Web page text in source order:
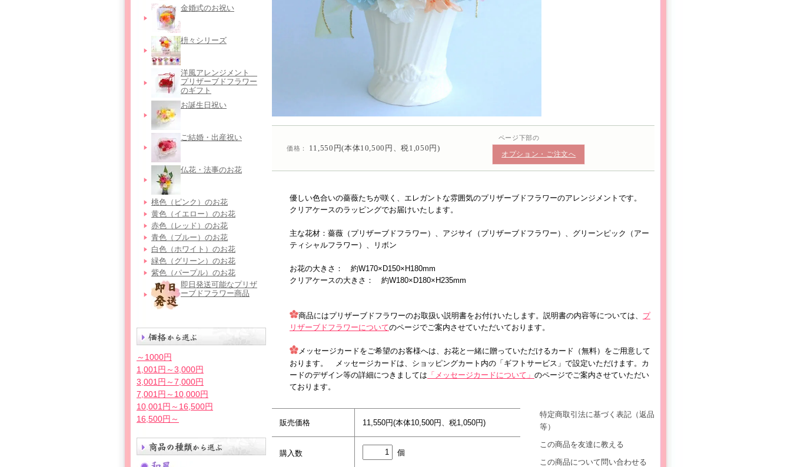
金婚式のお祝い
枡々シリーズ
洋風アレンジメント＿
プリザーブドフラワー
のギフト
お誕生日祝い
ご結婚・出産祝い
仏花・法事のお花
桃色（ピンク）のお花
黄色（イエロー）のお花
赤色（レッド）のお花
青色（ブルー）のお花
白色（ホワイト）のお花
緑色（グリーン）のお花
紫色（パープル）のお花
即日発送可能なプリザ
ーブドフラワー商品
～1000円
1,001円～3,000円
3,001円～7,000円
7,001円～10,000円
10,001円～16,500円
16,500円～
価格： 11,550円(本体10,500円、税1,050円)
ページ下部の
オプション・ご注文へ
優しい色合いの薔薇たちが咲く、エレガントな雰囲気のプリザーブドフラワーのアレンジメントです。
クリアケースのラッピングでお届けいたします。
主な花材：薔薇（プリザーブドフラワー）、アジサイ（プリザーブドフラワー）、グリーンピック（アー
ティシャルフラワー）、リボン
お花の大きさ： 約W170×D150×H180mm
クリアケースの大きさ： 約W180×D180×H235mm
商品にはプリザーブドフラワーのお取扱い説明書をお付けいたします。説明書の内容等については、 プ
リザーブドフラワーについてのページでご案内させていただいております。
メッセージカードをご希望のお客様へは、お花と一緒に贈っていただけるカード（無料）をご用意して
おります。 メッセージカードは、ショッピングカート内の「ギフトサービス」で設定いただけます。カ
ードのデザイン等の詳細につきましては 「メッセージカードについて」 のページでご案内させていただい
ております。
販売価格 11,550円(本体10,500円、税1,050円)
購入数 個
特定商取引法に基づく表記（返品
等）
この商品を友達に教える
この商品について問い合わせる